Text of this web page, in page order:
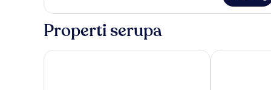
Superior,
1
Tempat
King
Properti serupa
Hotel Rovereto Hotel Sant